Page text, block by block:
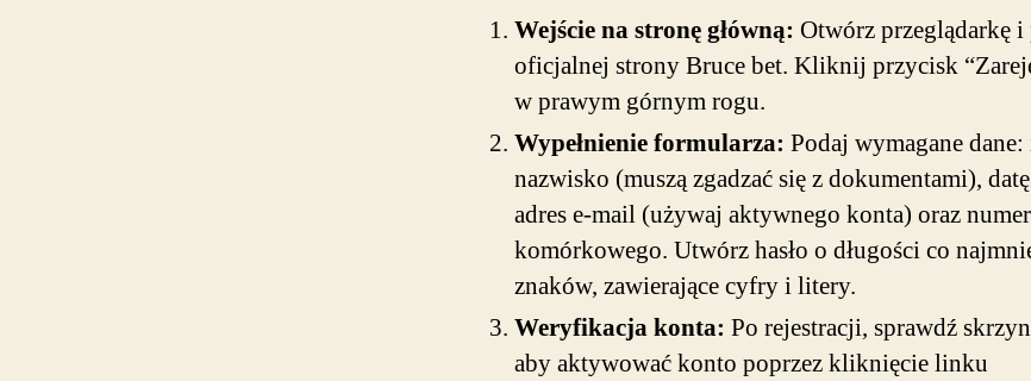
Wejście na stronę główną: Otwórz przeglądarkę i
oficjalnej strony Bruce bet. Kliknij przycisk
w prawym górnym rogu.
Wypełnienie formularza: Podaj wymagane
nazwisko (muszą zgadzać się z dokumentami),
adres e-mail (używaj aktywnego konta) oraz
komórkowego. Utwórz hasło o długości co
znaków, zawierające cyfry i litery.
Weryfikacja konta: Po rejestracji, sprawdź
aby aktywować konto poprzez kliknięcie linku